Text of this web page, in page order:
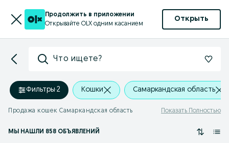
Продолжить в приложении
Открывайте OLX одним касанием
Открыть
Что ищете?
Фильтры·2 Кошки Самаркандская область
Продажа кошек Самаркандская область Показать Полностью
МЫ НАШЛИ 858 ОБЪЯВЛЕНИЙ